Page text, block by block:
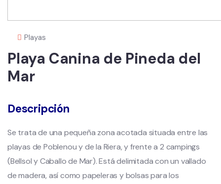
Playas
Playa Canina de Pineda del
Mar
Descripción
Se trata de una pequeña zona acotada situada entre las
playas de Poblenou y de la Riera, y frente a 2 campings
(Bellsol y Caballo de Mar). Está delimitada con un vallado
de madera, así como papeleras y bolsas para los